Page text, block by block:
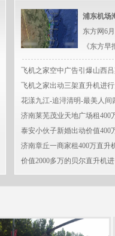
浦东机场
东方网6
《东方早
飞机之家空中广告引爆山西
飞机之家出动三架直升机进
花漾九江-追浔清明-最美人间
济南莱芜茂业天地广场租400
泰安小伙子新婚出动价值400
济南章丘一商家租400万直升
价值2000多万的贝尔直升机进